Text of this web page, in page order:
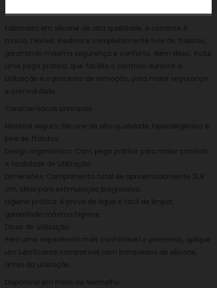
Fabricada em silicone de alta qualidade, a corrente é
macia, flexível, inodora e completamente livre de ftalatos,
garantindo máxima segurança e conforto. Além disso, inclui
uma pega prática, que facilita o controlo durante a
utilização e o processo de remoção, para maior segurança
e comodidade.
Características principais:
Material seguro: Silicone de alta qualidade, hipoalergénico e
livre de ftalatos.
Design ergonómico: Com pega prática para maior controlo
e facilidade de utilização.
Dimensões: Comprimento total de aproximadamente 21,8
cm, ideal para estimulação progressiva.
Higiene prática: À prova de água e fácil de limpar,
garantindo máxima higiene.
Dicas de utilização:
Para uma experiência mais confortável e prazerosa, aplique
um lubrificante compatível com brinquedos de silicone,
antes da utilização.
Disponível em Preto ou Vermelho.